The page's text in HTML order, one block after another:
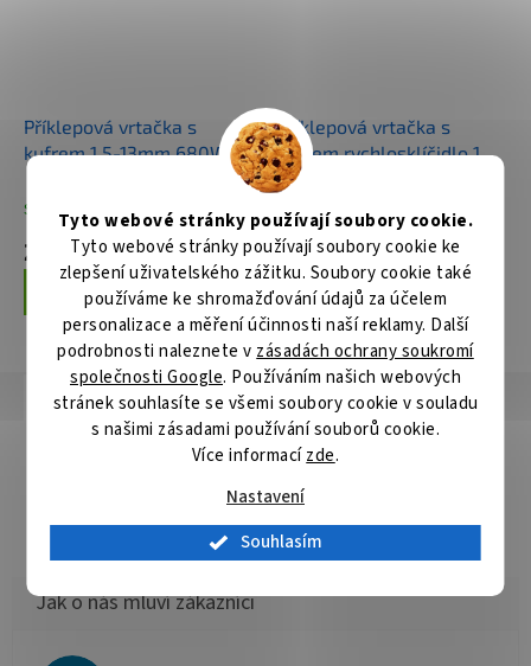
Tyto webové stránky používají soubory cookie.
Tyto webové stránky používají soubory cookie ke
zlepšení uživatelského zážitku. Soubory cookie také
používáme ke shromažďování údajů za účelem
personalizace a měření účinnosti naší reklamy. Další
podrobnosti naleznete v zásadách ochrany soukromí
společnosti Google. Používáním našich webových
stránek souhlasíte se všemi soubory cookie v souladu
s našimi zásadami používání souborů cookie.
Více informacízde.
Nastavení
Souhlasím
Příklepová vrtačka s
kufrem 1,5-13mm,680W
Skladem
2 124 Kč
Do košíku
Příklepová vrtačka s
kufrem,rychlosklíčidlo 1,5-
13mm,680W
Není skladem
2 379 Kč
Do košíku
Popis Hodnocení Diskuze
Detailní popis produktu
Popis produktu není dostupný